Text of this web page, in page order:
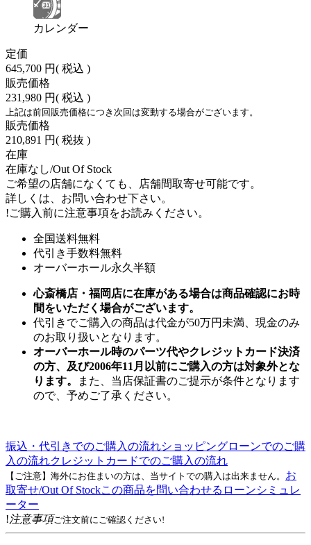
カレンダー
定価
645,700 円( 税込 )
販売価格
231,980 円( 税込 )
上記は前回販売価格につき次回は変動する場合がございます。
販売価格
210,891 円( 税抜 )
在庫
在庫なし/Out Of Stock
ご希望の店舗になくても、店舗間取寄せ可能です。
詳しくは、お問い合わせ下さい。
!ご購入前に注意事項をお読みください。
全国送料無料
代引き手数料無料
オーバーホール永久半額
心斎橋店・福岡店に在庫がある場合は商品確認にお時
間をいただく場合がございます。
代引きでご購入の商品は代金が50万円未満、現金のみ
のお取り扱いとなります。
オーバーホール時のパーツ代やクレジットカード決済
の方、及び2006年11月以前にご購入の方は対象外とな
ります。
また、当店保証書のご提示が条件となります
ので、予めご了承ください。
振込・代引きでのご購入の流れショッピングローンでのご購
入の流れクレジットカードでのご購入の流れ
【ご注意】海外にお住まいの方は、当サイトでの購入は出来ません。 お
取寄せ/Out Of Stockこの商品を問い合わせる ローンシミュレ
ーター
!注意事項ご注文前にご確認ください!